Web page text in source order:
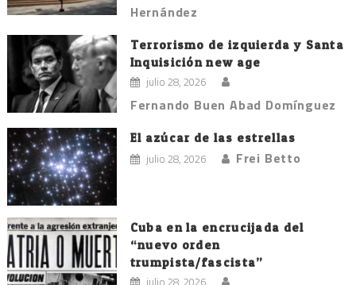
Hernández
Terrorismo de izquierda y Santa
Inquisición new age
julio 28, 2026
Fernando Buen Abad Domínguez
El azúcar de las estrellas
julio 28, 2026 Frei Betto
Cuba en la encrucijada del
“nuevo orden
trumpista/fascista”